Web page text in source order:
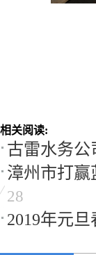
相关阅读:
古雷水务公
漳州市打赢
28
2019年元